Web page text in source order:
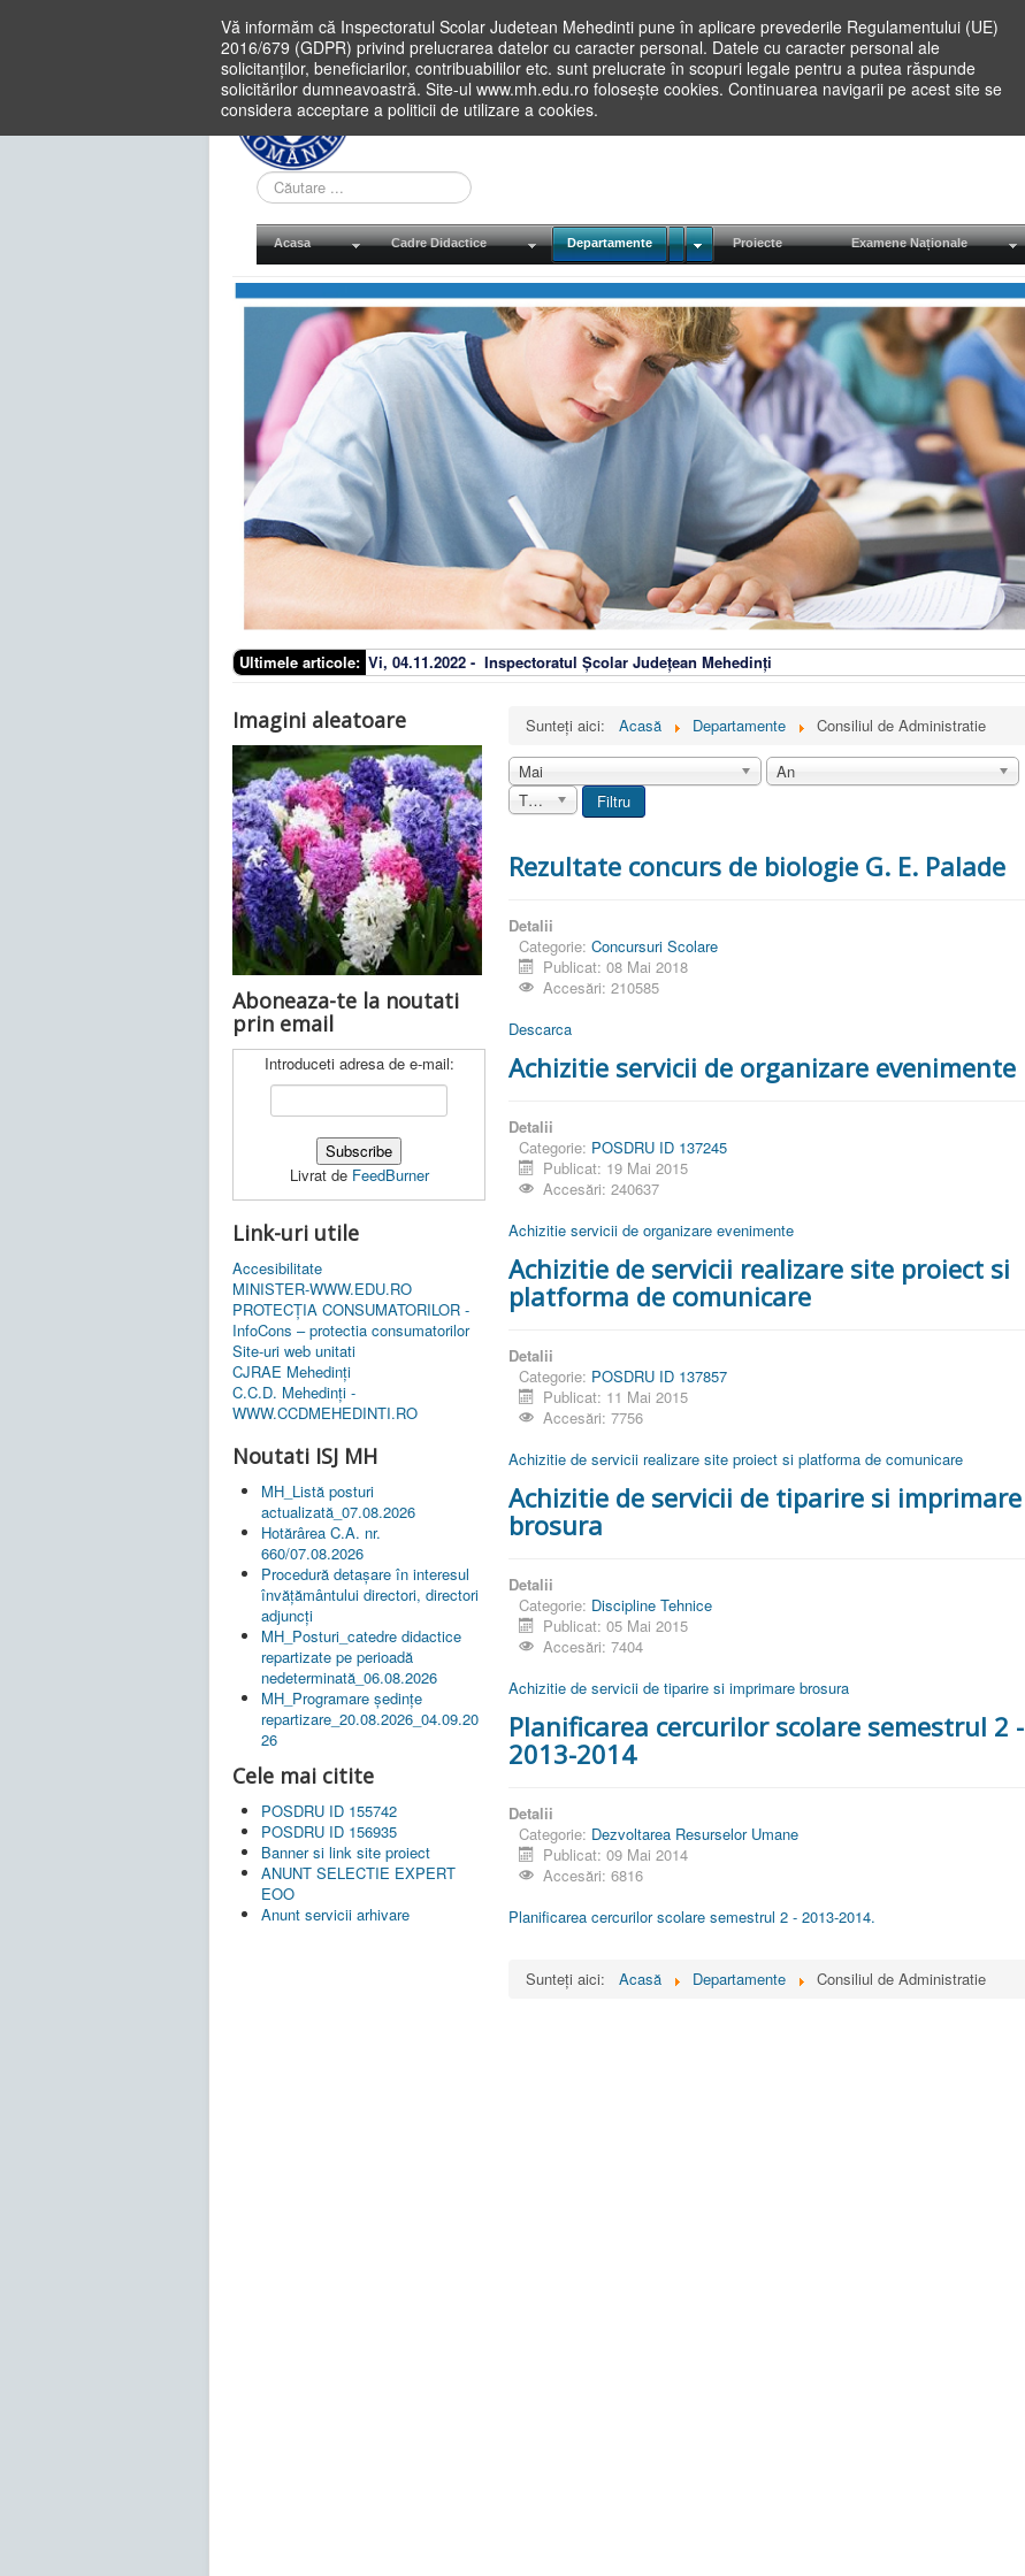
Vă informăm că Inspectoratul Scolar Judetean Mehedinti pune în aplicare prevederile Regulamentului (UE)
2016/679 (GDPR) privind prelucrarea datelor cu caracter personal. Datele cu caracter personal ale
solicitanților, beneficiarilor, contribuabililor etc. sunt prelucrate în scopuri legale pentru a putea răspunde
solicitărilor dumneavoastră. Site-ul www.mh.edu.ro folosește cookies. Continuarea navigarii pe acest site se
considera acceptare a politicii de utilizare a cookies.
Cauta
in
site
Acasa Cadre Didactice Departamente Proiecte Examene Naționale
Ultimele articole: Vi, 04.11.2022 - Inspectoratul Școlar Județean Mehedinți
Imagini aleatoare
Aboneaza-te la noutati
prin email
Introduceti adresa de e-mail:
Livrat de FeedBurner
Link-uri utile
Accesibilitate
MINISTER-WWW.EDU.RO
PROTECȚIA CONSUMATORILOR -
InfoCons – protectia consumatorilor
Site-uri web unitati
CJRAE Mehedinți
C.C.D. Mehedinţi -
WWW.CCDMEHEDINTI.RO
Noutati ISJ MH
MH_Listă posturi
actualizată_07.08.2026
Hotărârea C.A. nr.
660/07.08.2026
Procedură detașare în interesul
învățământului directori, directori
adjuncți
MH_Posturi_catedre didactice
repartizate pe perioadă
nedeterminată_06.08.2026
MH_Programare ședințe
repartizare_20.08.2026_04.09.20
26
Cele mai citite
POSDRU ID 155742
POSDRU ID 156935
Banner si link site proiect
ANUNT SELECTIE EXPERT
EOO
Anunt servicii arhivare
Sunteți aici: Acasă Departamente Consiliul de Administratie
Mai
An
Toate
Filtru
Rezultate concurs de biologie G. E. Palade
Detalii
Categorie: Concursuri Scolare
Publicat: 08 Mai 2018
Accesări: 210585
Descarca
Achizitie servicii de organizare evenimente
Detalii
Categorie: POSDRU ID 137245
Publicat: 19 Mai 2015
Accesări: 240637
Achizitie servicii de organizare evenimente
Achizitie de servicii realizare site proiect si
platforma de comunicare
Detalii
Categorie: POSDRU ID 137857
Publicat: 11 Mai 2015
Accesări: 7756
Achizitie de servicii realizare site proiect si platforma de comunicare
Achizitie de servicii de tiparire si imprimare
brosura
Detalii
Categorie: Discipline Tehnice
Publicat: 05 Mai 2015
Accesări: 7404
Achizitie de servicii de tiparire si imprimare brosura
Planificarea cercurilor scolare semestrul 2 -
2013-2014
Detalii
Categorie: Dezvoltarea Resurselor Umane
Publicat: 09 Mai 2014
Accesări: 6816
Planificarea cercurilor scolare semestrul 2 - 2013-2014.
Sunteți aici: Acasă Departamente Consiliul de Administratie